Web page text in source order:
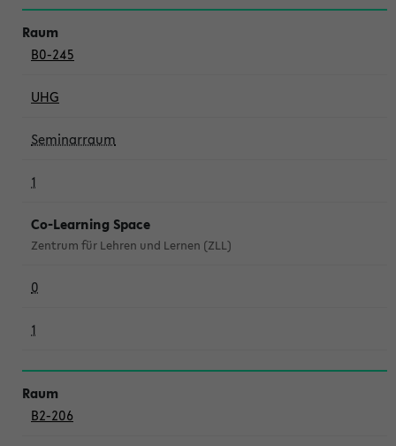
B0-245
UHG
Seminarraum
1
Co-Learning Space
Zentrum für Lehren und Lernen (ZLL)
0
1
B2-206